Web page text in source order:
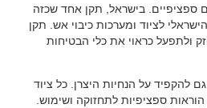
ספציפיים. בישראל, תקן אחד שכזה
לציוד ומערכות כיבוי אש. תקן
ולתפעל כראוי את כלי הבטיחות
להקפיד על הנחיות היצרן. כל ציוד
ספציפיות לתחזוקה ושימוש.